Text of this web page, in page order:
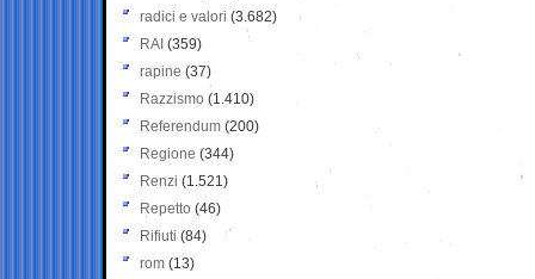
radici e valori (3.682)
RAI (359)
rapine (37)
Razzismo (1.410)
Referendum (200)
Regione (344)
Renzi (1.521)
Repetto (46)
Rifiuti (84)
rom (13)